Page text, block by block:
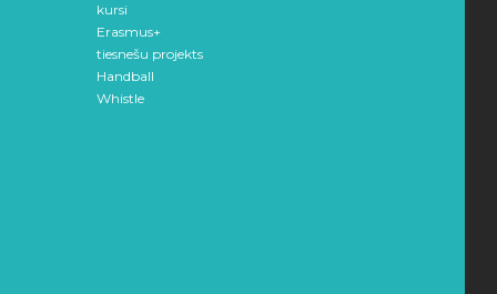
kursi
Erasmus+
tiesnešu projekts
Handball
Whistle